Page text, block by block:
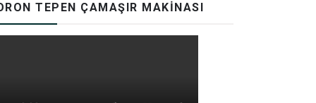
TEPEN ÇAMAŞIR MAKINASI